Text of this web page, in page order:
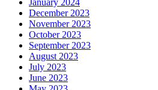
January 2024
December 2023
November 2023
October 2023
September 2023
August 2023
July 2023
June 2023